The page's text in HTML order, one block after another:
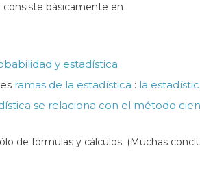
consiste básicamente en
y estadística
ramas de la estadística : la
se relaciona con el método
de fórmulas y cálculos. (Muchas